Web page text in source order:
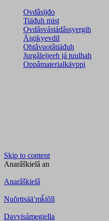
Ovdâsijđo
Tiäđuh mist
Ovdâsvástádâssyergih
Äigikyevdil
Ohtâvuotâtiäđuh
Jurgâleijeeh já tuulhah
Oppâmaterialkävppi
Skip to content
Anarâškielâ an
Anarâškielâ
Nuõrttsääʹmǩiõll
Davvisámegiella